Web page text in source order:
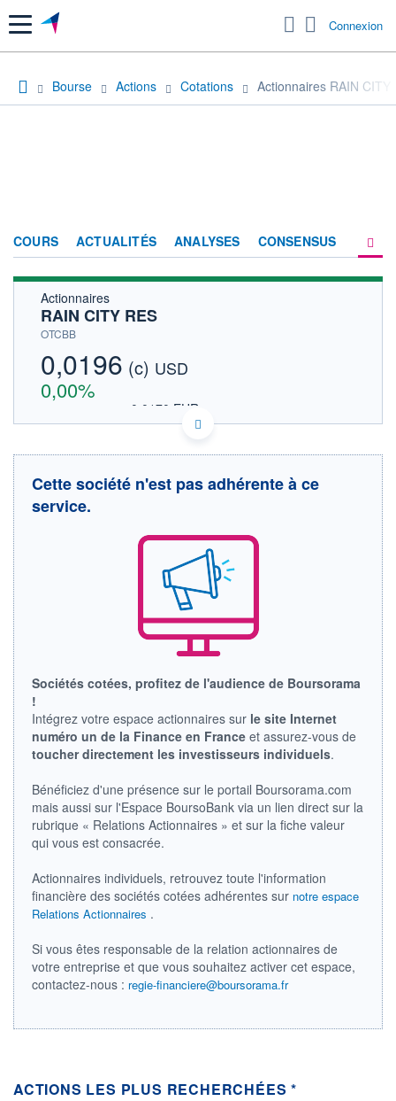
Menu Connexion
Bourse Actions Cotations Actionnaires RAIN CITY
COURS ACTUALITÉS ANALYSES CONSENSUS
Actionnaires
RAIN CITY RES
OTCBB
0,0196 (c) USD
0,00%
0,0170 EUR
DONNÉES TEMPS DIFFÉRÉ
Cotation sur les autres places
0,0196
+ BAS
0,0000
CAPITAL ÉCHANGÉ
0,00%
0,0000 0,0000
RENDEMENT
ESTIMÉ 2026
-
PER ESTIMÉ
2026
-
22.04.26 / 15:30:14
ÉLIGIBILITÉ
Non éligible
Boursobank
+ PORTEFEUILLE + LISTE
Cette société n'est pas adhérente à ce
service.
Sociétés cotées, profitez de l'audience de Boursorama
!
Intégrez votre espace actionnaires sur le site Internet
numéro un de la Finance en France et assurez-vous de
toucher directement les investisseurs individuels.
Bénéficiez d'une présence sur le portail Boursorama.com
mais aussi sur l'Espace BoursoBank via un lien direct sur la
rubrique « Relations Actionnaires » et sur la fiche valeur
qui vous est consacrée.
Actionnaires individuels, retrouvez toute l'information
financière des sociétés cotées adhérentes sur notre espace
Relations Actionnaires .
Si vous êtes responsable de la relation actionnaires de
votre entreprise et que vous souhaitez activer cet espace,
contactez-nous : regie-financiere@boursorama.fr
ACTIONS LES PLUS RECHERCHÉES *